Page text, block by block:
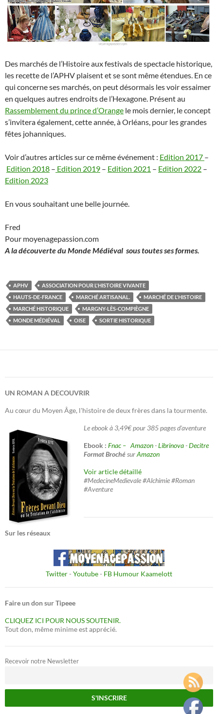
Des marchés de l’Histoire aux festivals de spectacle historique,
les recette de l’APHV plaisent et se sont même étendues. En ce
qui concerne ses marchés, on peut désormais les voir essaimer
en quelques autres endroits de l’Hexagone. Présent au
Rassemblement du prince d’Orange le mois dernier, le concept
s’invitera également, cette année, à Orléans, pour les grandes
fêtes johanniques.
Voir d’autres articles sur ce même événement : Edition 2017 –
Edition 2018 – Edition 2019 – Edition 2021 – Edition 2022 –
Edition 2023
En vous souhaitant une belle journée.
Fred
Pour moyenagepassion.com
A la découverte du Monde Médiéval sous toutes ses formes.
APHV
ASSOCIATION POUR L'HISTOIRE VIVANTE
HAUTS-DE-FRANCE
MARCHÉ ARTISANAL.
MARCHÉ DE L'HISTOIRE
MARCHÉ HISTORIQUE
MARGNY-LÈS-COMPIÈGNE
MONDE MÉDIÉVAL
OISE SORTIE HISTORIQUE
UN ROMAN A DECOUVRIR
Au cœur du Moyen Âge, l'histoire de deux frères dans la tourmente.
Le ebook à 3,49€ pour 385 pages d'aventure
Ebook : Fnac – Amazon-Librinova-Decitre
Format BrochésurAmazon
Voir article détaillé
#MedecineMedievale #Alchimie #Roman
#Aventure
Sur les réseaux
Twitter- Youtube- FB Humour Kaamelott
Faire un don sur Tipeee
CLIQUEZ ICI POUR NOUS SOUTENIR.
Tout don, même minime est apprécié.
Recevoir notre Newsletter